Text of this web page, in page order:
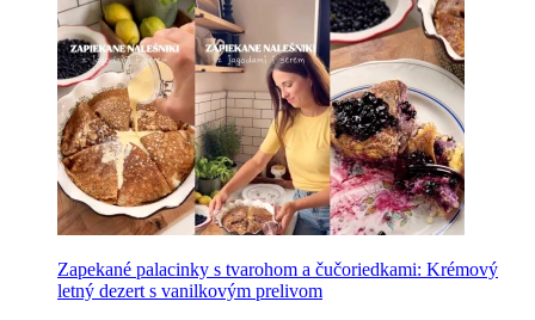
Zapekané palacinky s tvarohom a čučoriedkami: Krémový
letný dezert s vanilkovým prelivom